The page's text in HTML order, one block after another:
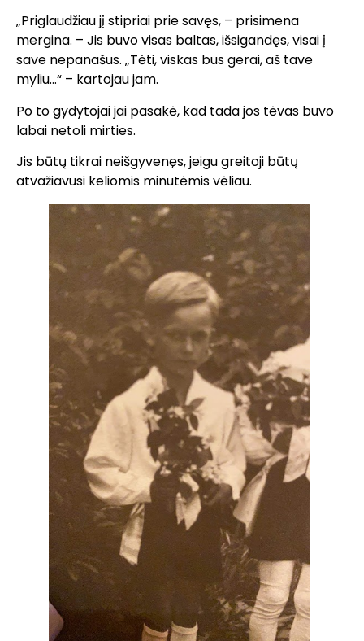
„Priglaudžiau jį stipriai prie savęs, – prisimena
mergina. – Jis buvo visas baltas, išsigandęs, visai į
save nepanašus. „Tėti, viskas bus gerai, aš tave
myliu…“ – kartojau jam.
Po to gydytojai jai pasakė, kad tada jos tėvas buvo
labai netoli mirties.
Jis būtų tikrai neišgyvenęs, jeigu greitoji būtų
atvažiavusi keliomis minutėmis vėliau.